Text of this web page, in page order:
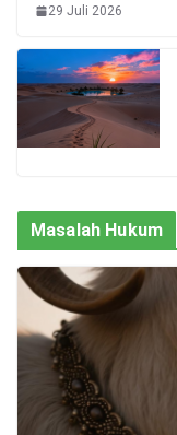
29 Juli 2026
Masalah Hukum